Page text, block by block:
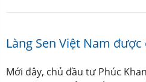
Làng Sen Việt Nam
Mới đây, chủ đầu tư Phúc